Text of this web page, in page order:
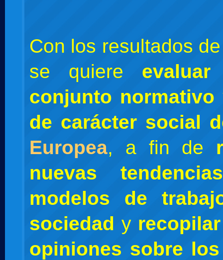
Con los resultados
se quiere
conjunto
de carácter social
Europea, a fin de
nuevas
modelos de
sociedad y
opiniones sobre